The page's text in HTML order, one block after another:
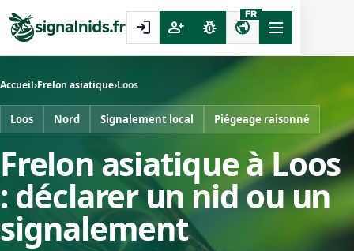
login person_add pest_control public
FR
Accueil›Frelon asiatique›Loos
Loos Nord Signalement local Piégeage raisonné
Frelon asiatique à Loos
: déclarer un nid ou un
signalement